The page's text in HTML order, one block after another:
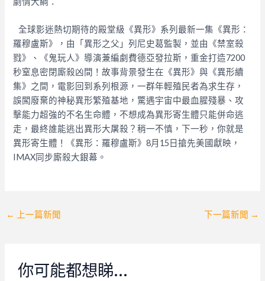
全球影迷熱切期待的殿堂級《異形》系列最新一集《異形：
羅穆盧斯》，由「異形之父」列尼史葛監製，並由《禁室殺
戮》、《鬼玩人》導演兼編劇費德亞發拉斯，重金打造7200
秒窒息密閉廝殺凶間！故事背景發生在《異形》與《異形續
集》之間，電影回到系列根源，一群年輕殖民者為求生存，
誤闖廢棄的神秘異形繁殖基地，驚遇宇宙中最血腥殘暴、攻
擊能力超強的不名生命體，不想成為異形寄生體只能併命逃
走，最終誰能逃出異形大屠殺？稍一不慎，下一秒，你就是
異形寄生體！《異形：羅穆盧斯》8月15日搶先美國獻映，
IMAX同步廝殺大銀幕。
Post
← 上一篇新聞 下一篇新聞 →
你可能都想睇…